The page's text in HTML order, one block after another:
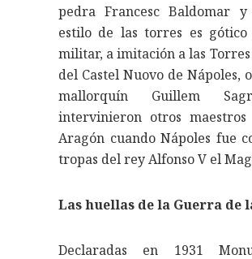
pedra Francesc Baldomar
estilo de las torres es
militar, a imitación a las
del Castel Nuovo de Nápoles,
mallorquín Guillem
intervinieron otros
Aragón cuando Nápoles fue
tropas del rey Alfonso V el
Las huellas de la Guerra de
Declaradas en 1931